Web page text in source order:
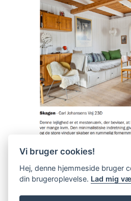
Vi bruger cookies!
Hej, denne hjemmeside bruger
din brugeroplevelse. Lad mig